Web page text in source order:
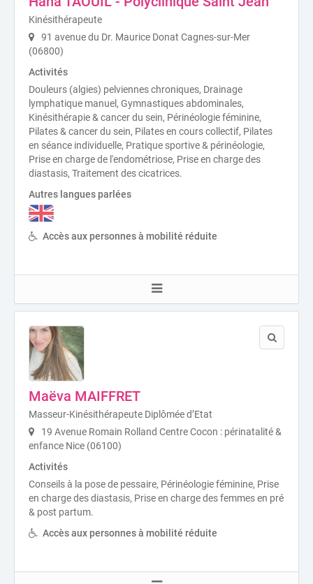
Kinésithérapeute
91 avenue du Dr. Maurice Donat Cagnes-sur-Mer
(06800)
Activités
Douleurs (algies) pelviennes chroniques, Drainage
lymphatique manuel, Gymnastiques abdominales,
Kinésithérapie & cancer du sein, Périnéologie féminine,
Pilates & cancer du sein, Pilates en cours collectif, Pilates
en séance individuelle, Pratique sportive & périnéologie,
Prise en charge de l'endométriose, Prise en charge des
diastasis, Traitement des cicatrices.
Autres langues parlées
Accès aux personnes à mobilité réduite
Maëva MAIFFRET
Masseur-Kinésithérapeute Diplômée d’Etat
19 Avenue Romain Rolland Centre Cocon : périnatalité &
enfance Nice (06100)
Activités
Conseils à la pose de pessaire, Périnéologie féminine, Prise
en charge des diastasis, Prise en charge des femmes en pré
& post partum.
Accès aux personnes à mobilité réduite